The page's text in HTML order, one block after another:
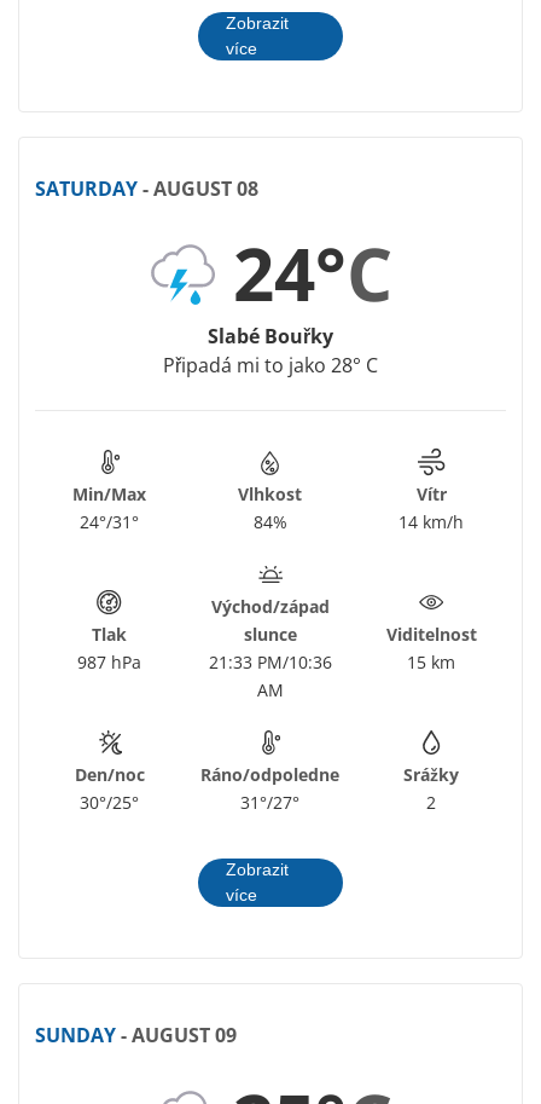
Zobrazit
více
SATURDAY- AUGUST 08
24°C
Slabé Bouřky
Připadá mi to jako 28° C
Min/Max
24°/31°
Vlhkost
84%
Vítr
14 km/h
Tlak
987 hPa
Východ/západ
slunce
21:33 PM/10:36
AM
Viditelnost
15 km
Den/noc
30°/25°
Ráno/odpoledne
31°/27°
Srážky
2
Zobrazit
více
SUNDAY- AUGUST 09